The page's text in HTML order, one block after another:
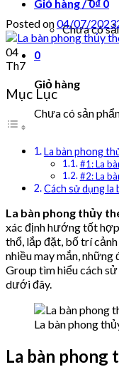
Giỏ hàng /0₫ 0
Chưa có
0
Giỏ hàng
Chưa có sản
Posted on04/07/2023
04
Th7
Mục Lục
La bàn phong
#1: La
#2: La
Cách sử dụng
La bàn phong thủy
xác định hướng tốt
thổ, lắp đặt, bố trí
nhiều may mắn, những
Group tìm hiểu cách
dưới đây.
La bàn phong
La bàn phong